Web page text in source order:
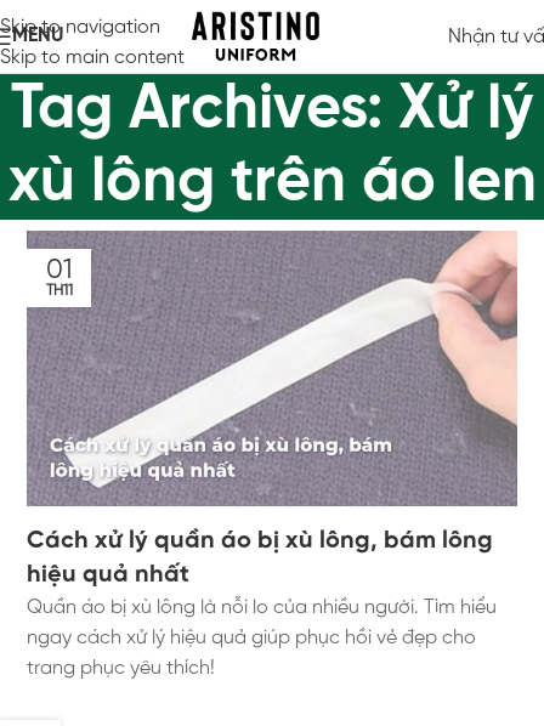
Skip to navigation
Skip to main content
MENU Nhận tư
Tag Archives: Xử lý
xù lông trên áo len
01
TH11
Cách xử lý quần áo bị xù lông, bám lông
hiệu quả nhất
Quần áo bị xù lông là nỗi lo của nhiều người. Tìm hiểu
ngay cách xử lý hiệu quả giúp phục hồi vẻ đẹp cho
trang phục yêu thích!